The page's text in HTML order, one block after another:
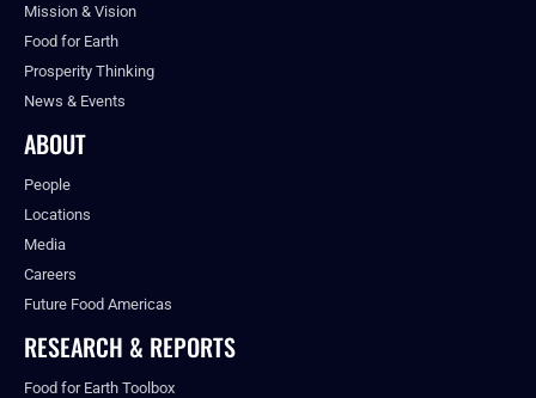
Mission & Vision
Food for Earth
Prosperity Thinking
News & Events
ABOUT
People
Locations
Media
Careers
Future Food Americas
RESEARCH & REPORTS
Food for Earth Toolbox